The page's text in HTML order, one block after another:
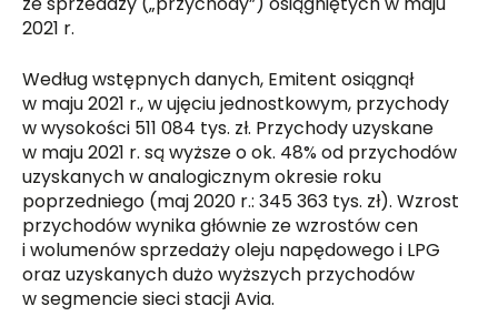
2021 r.
Według wstępnych danych, Emitent osiągnął
w maju 2021 r., w ujęciu jednostkowym, przychody
w wysokości 511 084 tys. zł. Przychody uzyskane
w maju 2021 r. są wyższe o ok. 48% od przychodów
uzyskanych w analogicznym okresie roku
poprzedniego (maj 2020 r.: 345 363 tys. zł). Wzrost
przychodów wynika głównie ze wzrostów cen
i wolumenów sprzedaży oleju napędowego i LPG
oraz uzyskanych dużo wyższych przychodów
w segmencie sieci stacji Avia.